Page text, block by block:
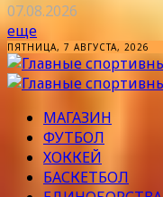
07.08.2026
еще
ПЯТНИЦА, 7 АВГУСТА, 2026
МАГАЗИН
ФУТБОЛ
ХОККЕЙ
БАСКЕТБОЛ